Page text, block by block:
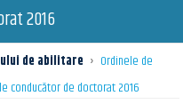
2016
de abilitare › Ordinele de
conducător de doctorat 2016